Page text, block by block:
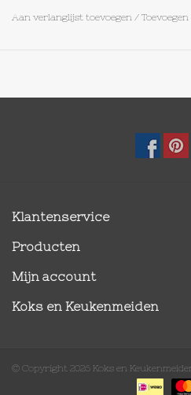
Aan verlanglijst toevoegen /
Klantenservice
Producten
Mijn account
Koks en Keukenmeiden
© Copyright 2026 Koks en